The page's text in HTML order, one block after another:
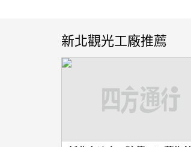
新北觀光工廠推薦